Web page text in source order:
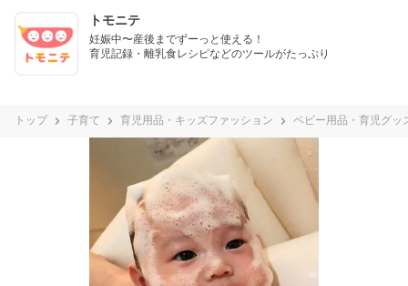
トモニテ
妊娠中〜産後までずーっと使える！
育児記録・離乳食レシピなどのツールがたっぷり
トップ 子育て 育児用品・キッズファッション ベビー用品・育児グッ